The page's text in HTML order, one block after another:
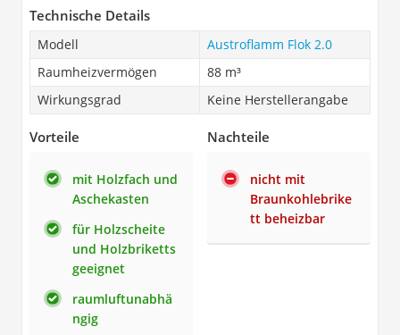
Technische Details
Modell
Austroflamm Flok 2.0
Raumheizvermögen
88 m³
Wirkungsgrad
Keine Herstellerangabe
Vorteile
mit Holzfach und
Aschekasten
für Holzscheite
und Holzbriketts
geeignet
raumluftunabhä
ngig
Nachteile
nicht mit
Braunkohlebrike
tt beheizbar